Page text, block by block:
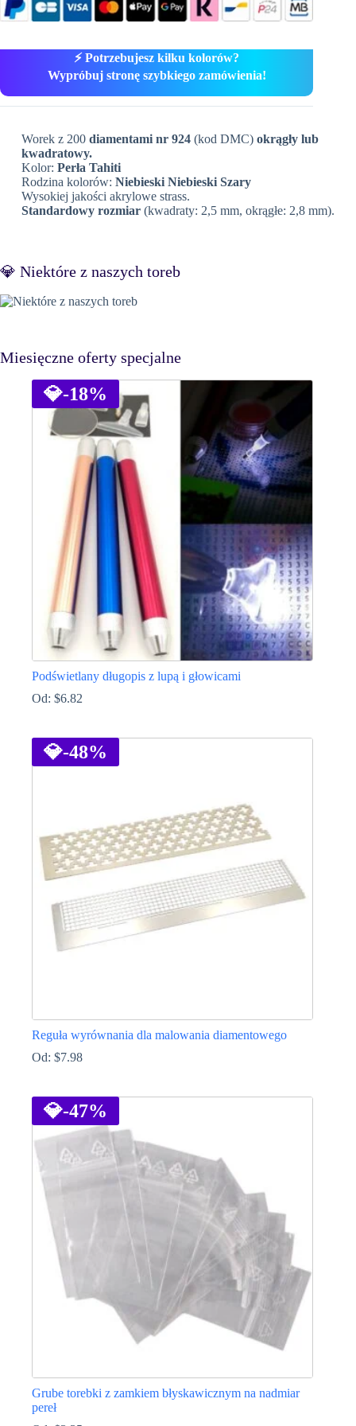
⚡ Potrzebujesz kilku kolorów?
Wypróbuj stronę szybkiego zamówienia!
Worek z 200 diamentami nr 924(kod DMC) okrągły lub
kwadratowy.
Kolor: Perła Tahiti
Rodzina kolorów: Niebieski Niebieski Szary
Wysokiej jakości akrylowe strass.
Standardowy rozmiar(kwadraty: 2,5 mm, okrągłe: 2,8 mm).
💎 Niektóre z naszych toreb
Miesięczne oferty specjalne
💎-18%
Podświetlany długopis z lupą i głowicami
Od: $6.82
produkt
ma
wiele
na
stronie
produktu
💎-48%
Reguła wyrównania dla malowania diamentowego
Od: $7.98
ma
wiele
wariantów.
Opcje
można
wybrać
stronie
produktu
💎-47%
Grube torebki z zamkiem błyskawicznym na nadmiar
pereł